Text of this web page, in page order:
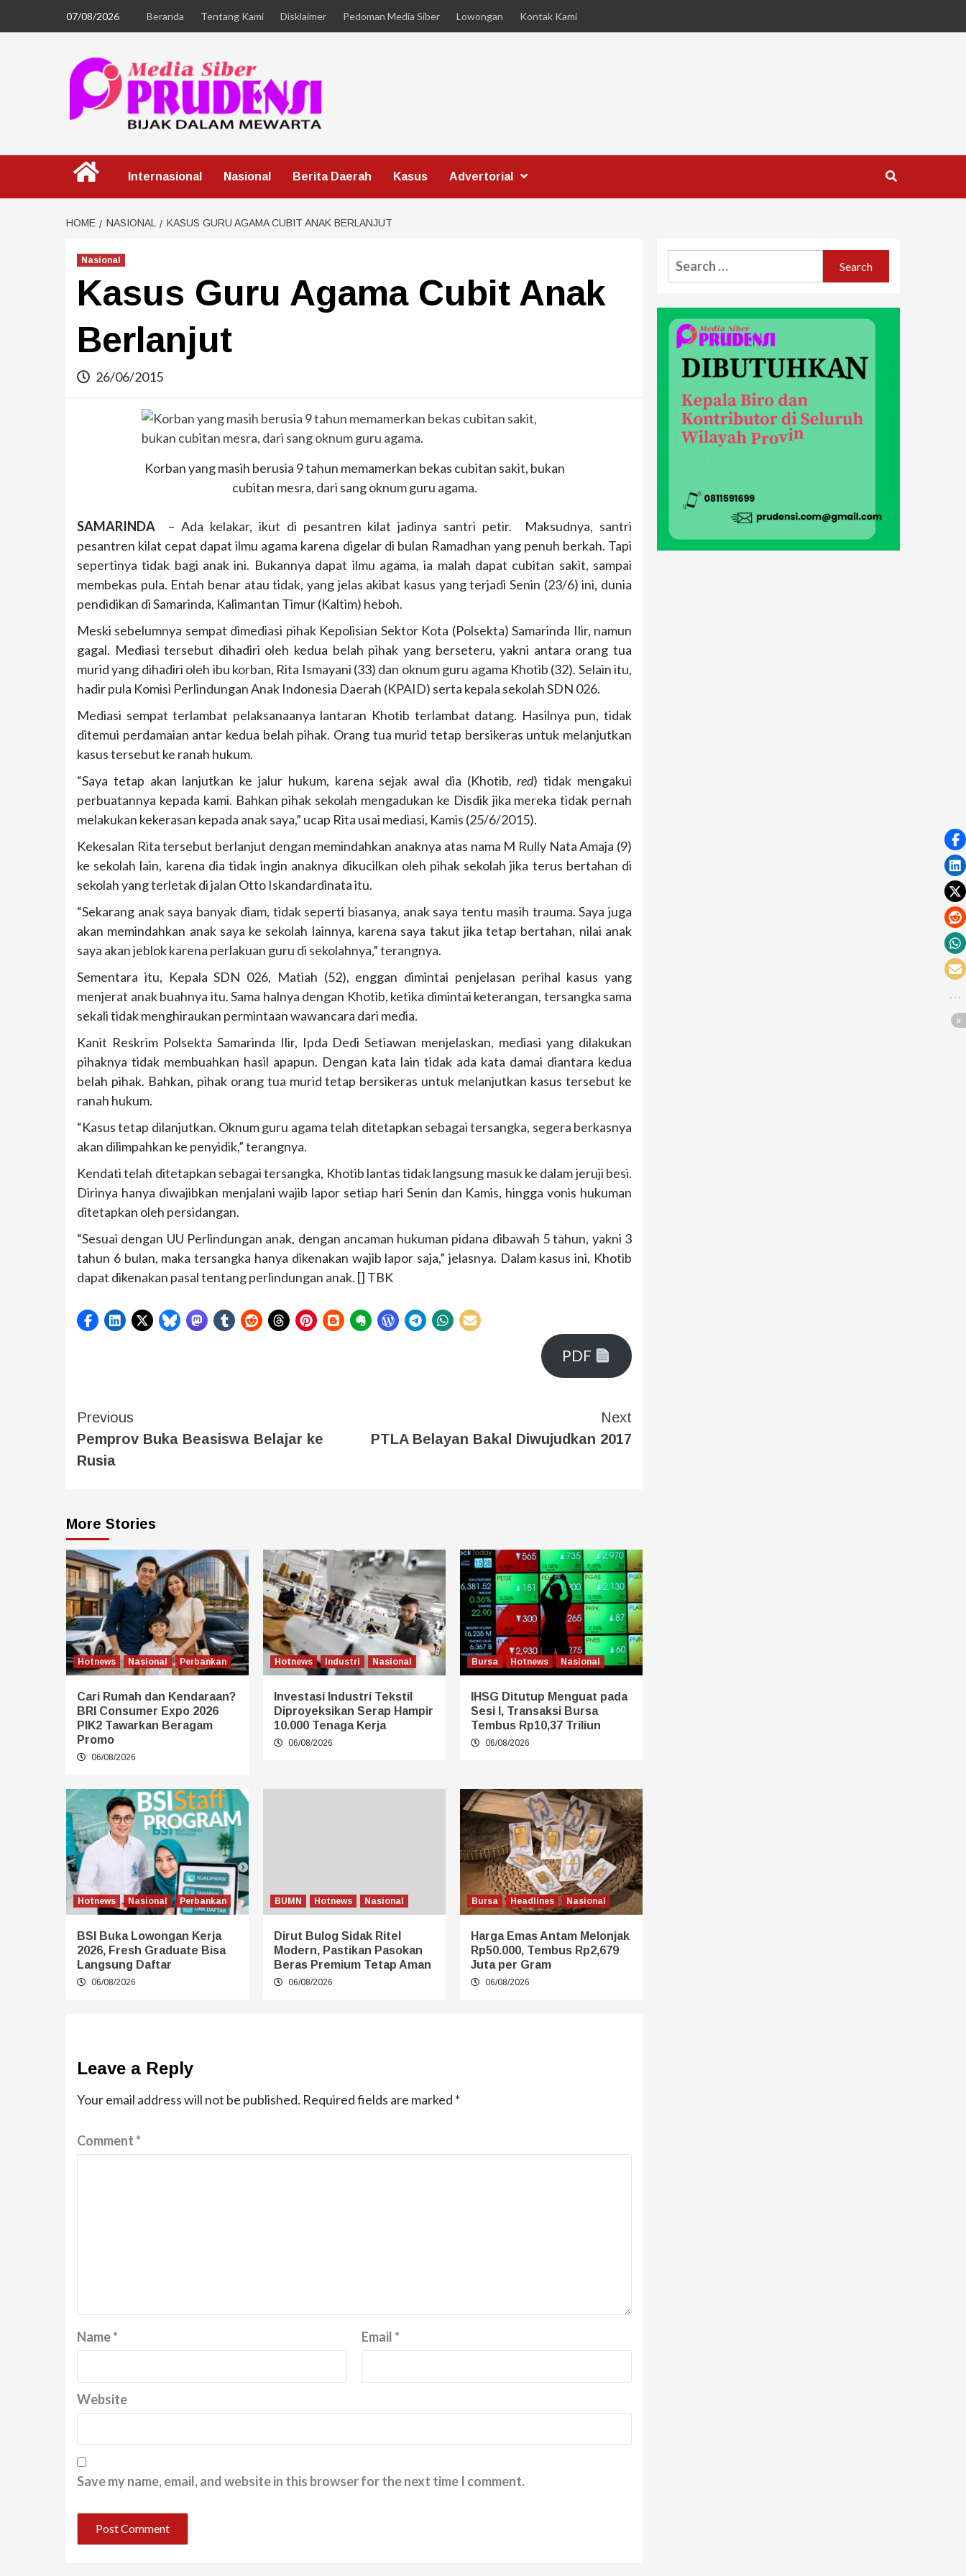
07/08/2026 Beranda Tentang Kami Disklaimer Pedoman Media Siber Lowongan Kontak Kami
Internasional Nasional Berita Daerah Kasus Advertorial
HOME NASIONAL KASUS GURU AGAMA CUBIT ANAK BERLANJUT
Nasional
Kasus Guru Agama Cubit Anak
Berlanjut
26/06/2015
Korban yang masih berusia 9 tahun memamerkan bekas cubitan sakit, bukan
cubitan mesra, dari sang oknum guru agama.
SAMARINDA
– Ada kelakar, ikut di pesantren kilat jadinya santri petir. Maksudnya, santri
pesantren kilat cepat dapat ilmu agama karena digelar di bulan Ramadhan yang penuh berkah. Tapi
sepertinya tidak bagi anak ini. Bukannya dapat ilmu agama, ia malah dapat cubitan sakit, sampai
membekas pula. Entah benar atau tidak, yang jelas akibat kasus yang terjadi Senin (23/6) ini, dunia
pendidikan di Samarinda, Kalimantan Timur (Kaltim) heboh.
Meski sebelumnya sempat dimediasi pihak Kepolisian Sektor Kota (Polsekta) Samarinda Ilir, namun
gagal. Mediasi tersebut dihadiri oleh kedua belah pihak yang berseteru, yakni antara orang tua
murid yang dihadiri oleh ibu korban, Rita Ismayani (33) dan oknum guru agama Khotib (32). Selain itu,
hadir pula Komisi Perlindungan Anak Indonesia Daerah (KPAID) serta kepala sekolah SDN 026.
Mediasi sempat terlambat pelaksanaanya lantaran Khotib terlambat datang. Hasilnya pun, tidak
ditemui perdamaian antar kedua belah pihak. Orang tua murid tetap bersikeras untuk melanjutkan
kasus tersebut ke ranah hukum.
“Saya tetap akan lanjutkan ke jalur hukum, karena sejak awal dia (Khotib,red) tidak mengakui
perbuatannya kepada kami. Bahkan pihak sekolah mengadukan ke Disdik jika mereka tidak pernah
melakukan kekerasan kepada anak saya,” ucap Rita usai mediasi, Kamis (25/6/2015).
Kekesalan Rita tersebut berlanjut dengan memindahkan anaknya atas nama M Rully Nata Amaja (9)
ke sekolah lain, karena dia tidak ingin anaknya dikucilkan oleh pihak sekolah jika terus bertahan di
sekolah yang terletak di jalan Otto Iskandardinata itu.
“Sekarang anak saya banyak diam, tidak seperti biasanya, anak saya tentu masih trauma. Saya juga
akan memindahkan anak saya ke sekolah lainnya, karena saya takut jika tetap bertahan, nilai anak
saya akan jeblok karena perlakuan guru di sekolahnya,” terangnya.
Sementara itu, Kepala SDN 026, Matiah (52), enggan dimintai penjelasan perihal kasus yang
menjerat anak buahnya itu. Sama halnya dengan Khotib, ketika dimintai keterangan, tersangka sama
sekali tidak menghiraukan permintaan wawancara dari media.
Kanit Reskrim Polsekta Samarinda Ilir, Ipda Dedi Setiawan menjelaskan, mediasi yang dilakukan
pihaknya tidak membuahkan hasil apapun. Dengan kata lain tidak ada kata damai diantara kedua
belah pihak. Bahkan, pihak orang tua murid tetap bersikeras untuk melanjutkan kasus tersebut ke
ranah hukum.
“Kasus tetap dilanjutkan. Oknum guru agama telah ditetapkan sebagai tersangka, segera berkasnya
akan dilimpahkan ke penyidik,” terangnya.
Kendati telah ditetapkan sebagai tersangka, Khotib lantas tidak langsung masuk ke dalam jeruji besi.
Dirinya hanya diwajibkan menjalani wajib lapor setiap hari Senin dan Kamis, hingga vonis hukuman
ditetapkan oleh persidangan.
“Sesuai dengan UU Perlindungan anak, dengan ancaman hukuman pidana dibawah 5 tahun, yakni 3
tahun 6 bulan, maka tersangka hanya dikenakan wajib lapor saja,” jelasnya. Dalam kasus ini, Khotib
dapat dikenakan pasal tentang perlindungan anak. [] TBK
PDF
Previous
Pemprov Buka Beasiswa Belajar ke
Rusia
Next
PTLA Belayan Bakal Diwujudkan 2017
More Stories
Hotnews Nasional Perbankan
Cari Rumah dan Kendaraan?
BRI Consumer Expo 2026
PIK2 Tawarkan Beragam
Promo
06/08/2026
Hotnews Industri Nasional
Investasi Industri Tekstil
Diproyeksikan Serap Hampir
10.000 Tenaga Kerja
06/08/2026
Bursa Hotnews Nasional
IHSG Ditutup Menguat pada
Sesi I, Transaksi Bursa
Tembus Rp10,37 Triliun
06/08/2026
Hotnews Nasional Perbankan
BSI Buka Lowongan Kerja
2026, Fresh Graduate Bisa
Langsung Daftar
06/08/2026
BUMN Hotnews Nasional
Dirut Bulog Sidak Ritel
Modern, Pastikan Pasokan
Beras Premium Tetap Aman
06/08/2026
Bursa Headlines Nasional
Harga Emas Antam Melonjak
Rp50.000, Tembus Rp2,679
Juta per Gram
06/08/2026
Leave a Reply
Your email address will not be published. Required fields are marked *
Comment*
Name* Email*
Website
Save my name, email, and website in this browser for the next time I comment.